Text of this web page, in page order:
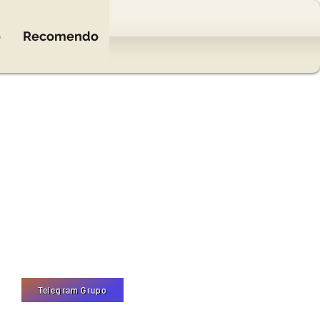
Recomendo
Telegram Grupo